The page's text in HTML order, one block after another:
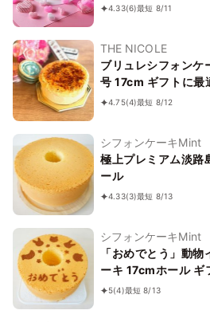
4.33(6)最短 8/11
THE NICOLE
ブリュレシフォンケ
号 17cm ギフトに最
4.75(4)最短 8/12
シフォンケーキMint
極上プレミアム淡路
ール
4.33(3)最短 8/13
シフォンケーキMint
「おめでとう」動
ーキ 17cmホール ギ
5(4)最短 8/13